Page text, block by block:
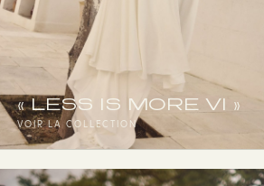
« LESS IS MORE VI »
VOIR LA COLLECTION